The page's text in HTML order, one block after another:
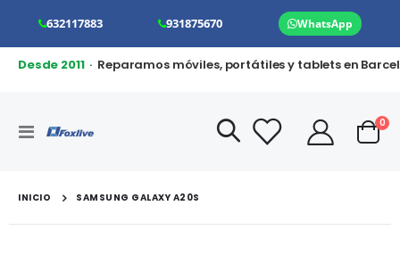
632117883 931875670 WhatsApp
Desde 2011· Reparamos móviles, portátiles y tablets en
Toggle
Cart
0
INICIO SAMSUNG GALAXY A20S